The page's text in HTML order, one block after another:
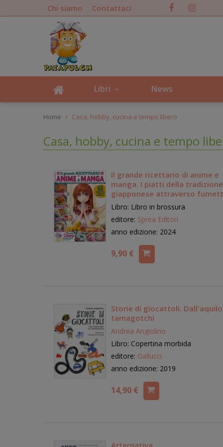
Chi siamo Contattaci
Libri News
Home Casa, hobby, cucina e tempo libero
Casa, hobby, cucina e tempo
Il grande ricettario di anime e
manga. I piatti della tradizione
giapponese attraverso
animazione
Libro: Libro in brossura
editore: Sprea Editori
anno edizione: 2024
9,90 €
Storie di giocattoli.
tamagotchi
Andrea Angiolino
Libro: Copertina morbida
editore: Gallucci
anno edizione: 2019
14,90 €
Arternativa